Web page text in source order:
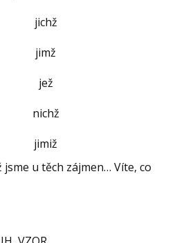
jichž
jimž
jež
nichž
jimiž
u těch zájmen… Víte, co